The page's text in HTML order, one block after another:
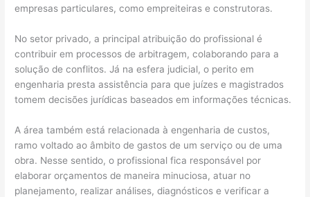
empresas particulares, como empreiteiras e construtoras.
No setor privado, a principal atribuição do profissional é
contribuir em processos de arbitragem, colaborando para a
solução de conflitos. Já na esfera judicial, o perito em
engenharia presta assistência para que juízes e magistrados
tomem decisões jurídicas baseados em informações técnicas.
A área também está relacionada à engenharia de custos,
ramo voltado ao âmbito de gastos de um serviço ou de uma
obra. Nesse sentido, o profissional fica responsável por
elaborar orçamentos de maneira minuciosa, atuar no
planejamento, realizar análises, diagnósticos e verificar a